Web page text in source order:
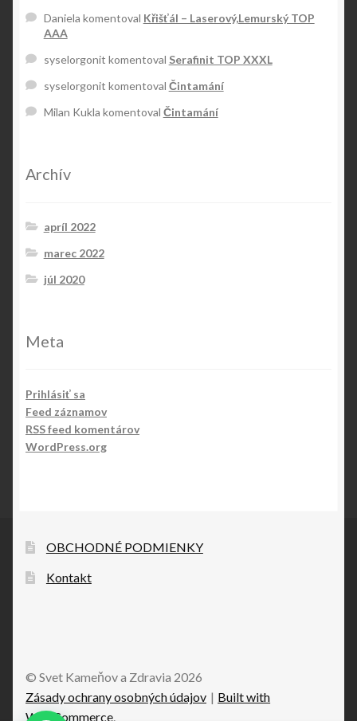
Daniela komentoval Křišťál – Laserový,Lemurský TOP
AAA
syselorgonit komentoval Serafinit TOP XXXL
syselorgonit komentoval Čintamání
Milan Kukla komentoval Čintamání
Archív
apríl 2022
marec 2022
júl 2020
Meta
Prihlásiť sa
Feed záznamov
RSS feed komentárov
WordPress.org
OBCHODNÉ PODMIENKY
Kontakt
© Svet Kameňov a Zdravia 2026
Zásady ochrany osobných údajov
Built with
WooCommerce.